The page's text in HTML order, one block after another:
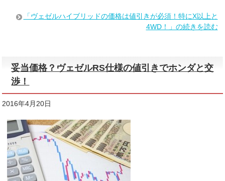
「ヴェゼルハイブリッドの価格は値引きが必須！特にX以上と
4WD！」の続きを読む
妥当価格？ヴェゼルRS仕様の値引きでホンダと交
渉！
2016年4月20日